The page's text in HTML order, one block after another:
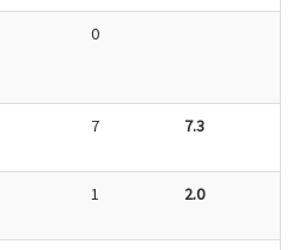
0
7 7.3
1 2.0